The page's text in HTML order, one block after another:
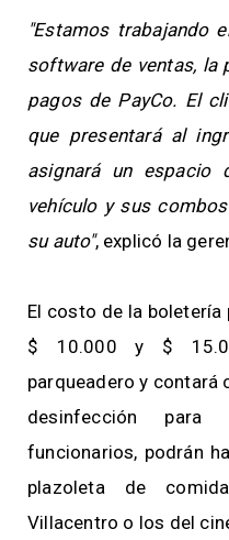
"Estamos trabajando
software de ventas, la
pagos de PayCo. El
que presentará al
asignará un espacio
vehículo y sus
su auto", explicó la
El costo de la
$ 10.000 y $
parqueadero y
desinfección
funcionarios, podrán
plazoleta de
Villacentro o los del